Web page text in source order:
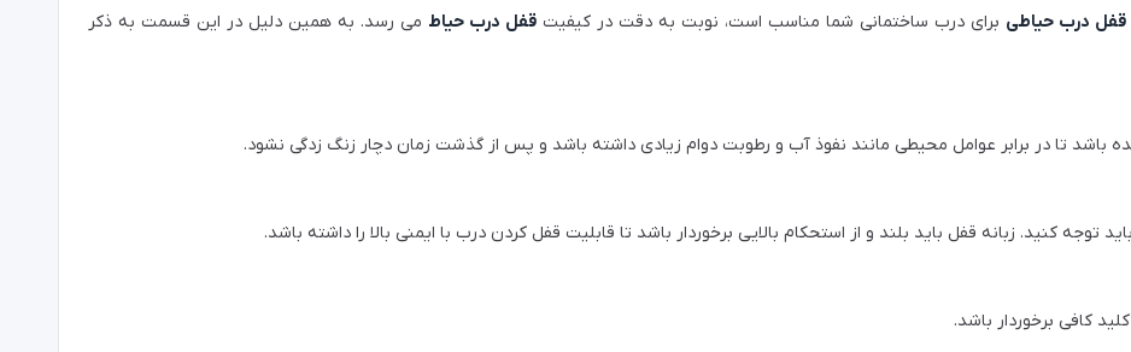
قفل درب حیاطی برای درب ساختمانی شما مناسب است، نوبت به دقت در کیفیت قفل درب حیاط می رسد. به همین دلیل در این قسمت به ذکر
باشد تا در برابر عوامل محیطی مانند نفوذ آب و رطوبت دوام زیادی داشته باشد و پس از گذشت زمان دچار زنگ زدگی نشود.
توجه کنید. زبانه قفل باید بلند و از استحکام بالایی برخوردار باشد تا قابلیت قفل کردن درب با ایمنی بالا را داشته باشد.
کافی برخوردار باشد.